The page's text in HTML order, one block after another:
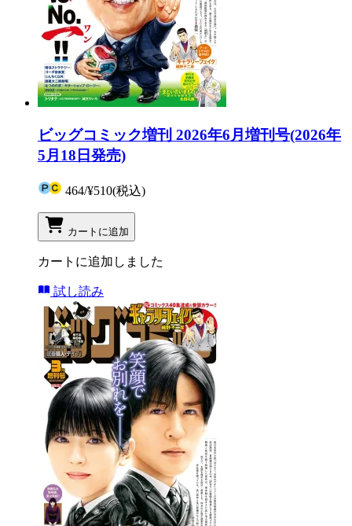
ビッグコミック増刊 2026年6月増刊号(2026年
5月18日発売)
464/¥510(税込)
カートに追加
カートに追加しました
試し読み